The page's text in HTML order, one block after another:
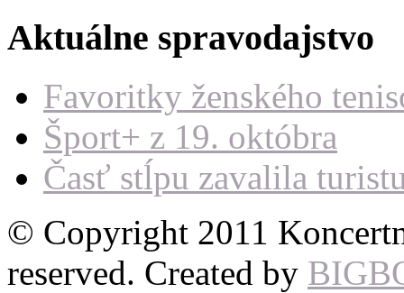
Aktuálne spravodajstvo
Favoritky ženského
Šport+ z 19. októbra
Časť stĺpu zavalila
© Copyright 2011
reserved. Created by